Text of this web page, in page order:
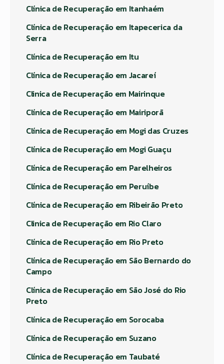
Clínica de Recuperação em Itanhaém
Clínica de Recuperação em Itapecerica da
Serra
Clínica de Recuperação em Itu
Clínica de Recuperação em Jacareí
Clinica de Recuperação em Mairinque
Clínica de Recuperação em Mairiporã
Clínica de Recuperação em Mogi das Cruzes
Clínica de Recuperação em Mogi Guaçu
Clínica de Recuperação em Parelheiros
Clínica de Recuperação em Peruíbe
Clínica de Recuperação em Ribeirão Preto
Clinica de Recuperação em Rio Claro
Clínica de Recuperação em Rio Preto
Clínica de Recuperação em São Bernardo do
Campo
Clínica de Recuperação em São José do Rio
Preto
Clínica de Recuperação em Sorocaba
Clínica de Recuperação em Suzano
Clínica de Recuperação em Taubaté